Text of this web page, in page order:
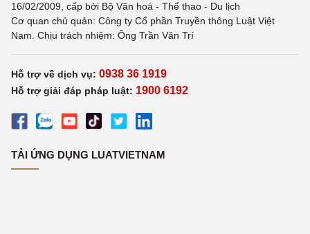
16/02/2009, cấp bởi Bộ Văn hoá - Thể thao - Du lịch
Cơ quan chủ quản: Công ty Cổ phần Truyền thông Luật Việt
Nam. Chịu trách nhiệm: Ông Trần Văn Trí
Hỗ trợ về dịch vụ: 0938 36 1919
Hỗ trợ giải đáp pháp luật: 1900 6192
TẢI ỨNG DỤNG LUATVIETNAM